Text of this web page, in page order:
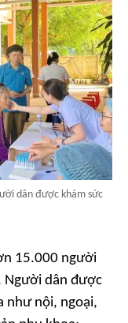
dân được khám sức
15.000 người
Người dân được
như nội, ngoại,